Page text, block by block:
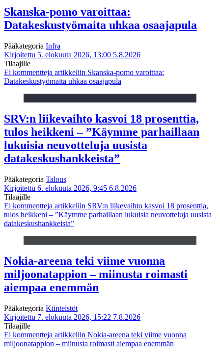
Skanska-pomo varoittaa:
Datakeskustyömaita uhkaa osaajapula
Pääkategoria Infra
Kirjoitettu 5. elokuuta 2026, 13:00 5.8.2026
Tilaajille
Ei kommentteja artikkeliin Skanska-pomo varoittaa:
Datakeskustyömaita uhkaa osaajapula
SRV:n liikevaihto kasvoi 18 prosenttia,
tulos heikkeni – ”Käymme parhaillaan
lukuisia neuvotteluja uusista
datakeskushankkeista”
Pääkategoria Talous
Kirjoitettu 6. elokuuta 2026, 9:45 6.8.2026
Tilaajille
Ei kommentteja artikkeliin SRV:n liikevaihto kasvoi 18 prosenttia,
tulos heikkeni – ”Käymme parhaillaan lukuisia neuvotteluja uusista
datakeskushankkeista”
Nokia-areena teki viime vuonna
miljoonatappion – miinusta roimasti
aiempaa enemmän
Pääkategoria Kiinteistöt
Kirjoitettu 7. elokuuta 2026, 15:22 7.8.2026
Tilaajille
Ei kommentteja artikkeliin Nokia-areena teki viime vuonna
miljoonatappion – miinusta roimasti aiempaa enemmän